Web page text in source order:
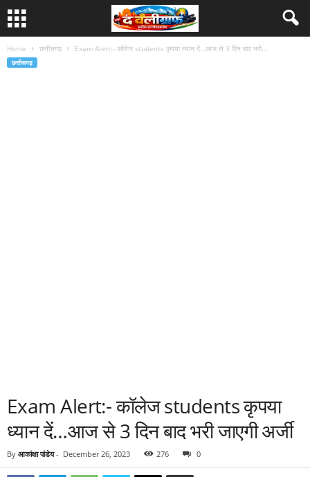
Home छत्तीसगढ़ Exam Alert:- कॉलेज students कृपया ध्यान दें…आज से 3 दिन बाद भरी...
छत्तीसगढ़
Exam Alert:- कॉलेज students कृपया
ध्यान दें…आज से 3 दिन बाद भरी जाएगी अर्जी
By आकांक्षा पांडेय- December 26, 2023 276 0